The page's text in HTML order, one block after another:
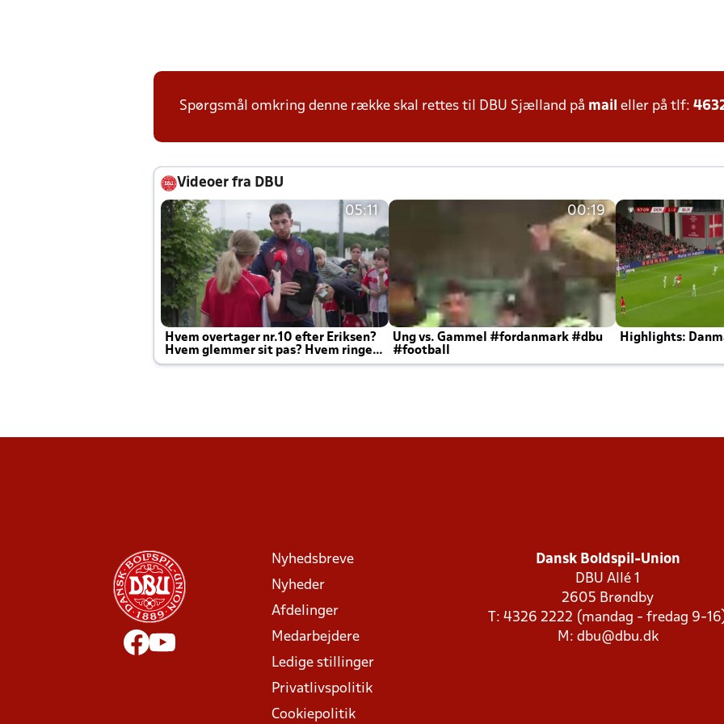
Spørgsmål omkring denne række skal rettes til DBU Sjælland på mail eller på tlf:
Videoer fra DBU
05:11
Hvem overtager nr.10 efter Eriksen?
Hvem glemmer sit pas? Hvem ringer
Joachim altid til efter kampe?
00:19
Ung vs. Gammel #fordanmark #dbu
#football
Highlights:
Nyhedsbreve
Nyheder
Afdelinger
Medarbejdere
Ledige stillinger
Privatlivspolitik
Cookiepolitik
Dansk Boldspil-Union
DBU Allé 1
2605 Brøndby
T: 4326 2222 (mandag - fredag 9-
M: dbu@dbu.dk